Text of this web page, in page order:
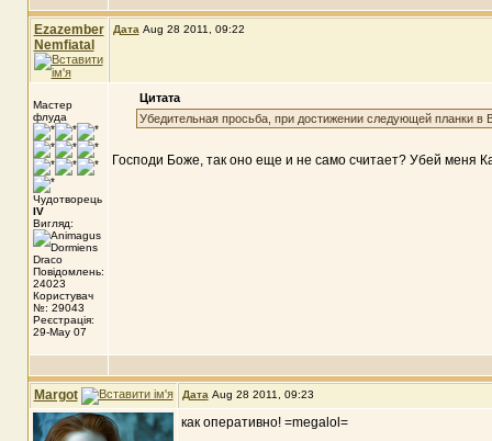
Ezazember
Nemfiatal
ДатаAug 28 2011, 09:22
Мастер
флуда
Чудотворець
IV
Вигляд:
Повідомлень:
24023
Користувач
№: 29043
Реєстрація:
29-May 07
Цитата
Убедительная просьба, при достижении следующей планки
Господи Боже, так оно еще и не само считает? Убей меня
Margot ДатаAug 28 2011, 09:23
как оперативно! =megalol=